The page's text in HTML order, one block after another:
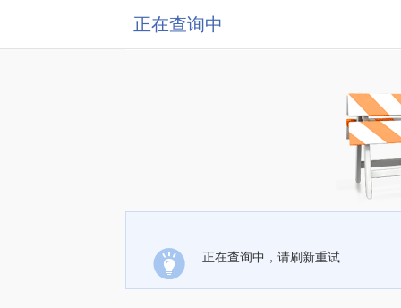
正在查询中
正在查询中，请刷新重试